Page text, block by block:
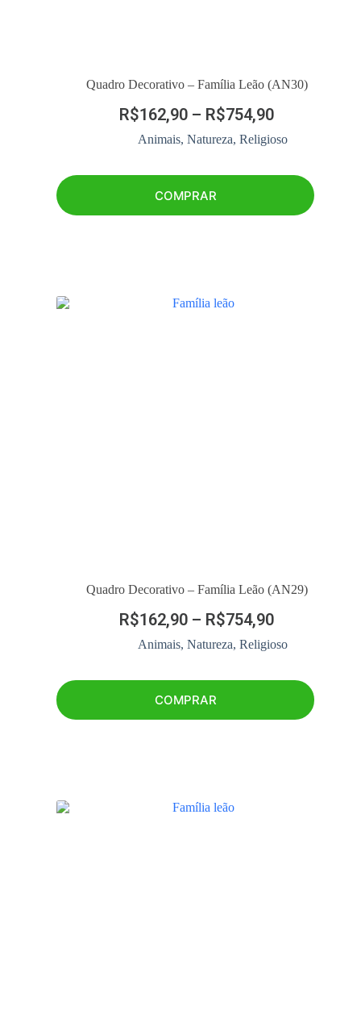
Quadro Decorativo – Família Leão (AN30)
R$162,90 – R$754,90
Animais, Natureza, Religioso
COMPRAR
Quadro Decorativo – Família Leão (AN29)
R$162,90 – R$754,90
Animais, Natureza, Religioso
COMPRAR